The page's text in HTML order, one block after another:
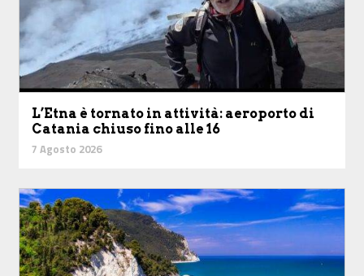
L’Etna è tornato in attività: aeroporto di
Catania chiuso fino alle 16
7 Agosto 2026